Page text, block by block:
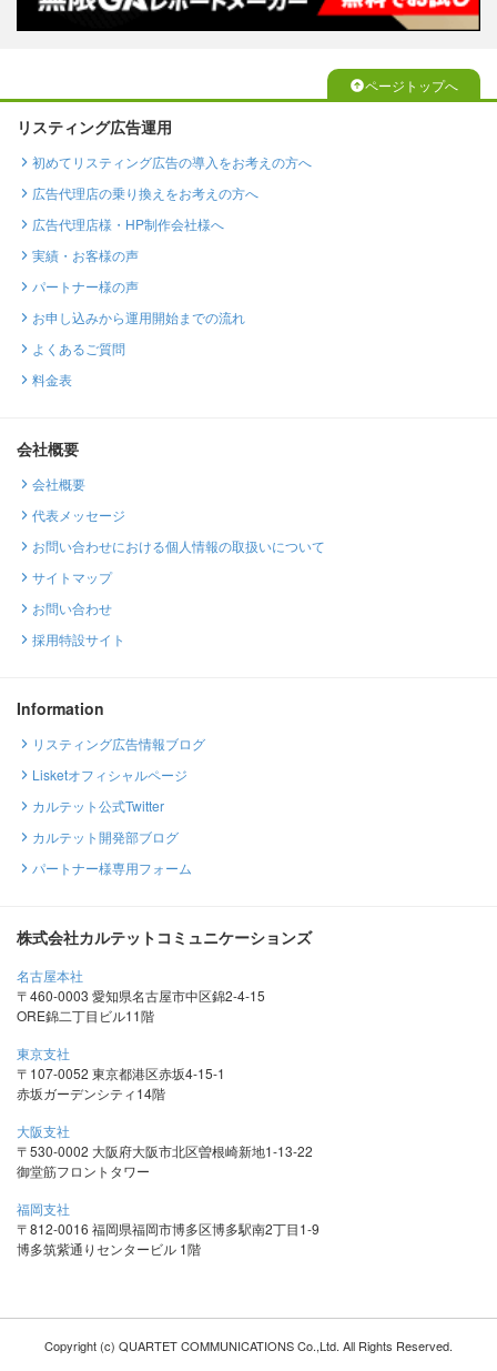
ページトップへ
リスティング広告運用
初めてリスティング広告の導入をお考えの方へ
広告代理店の乗り換えをお考えの方へ
広告代理店様・HP制作会社様へ
実績・お客様の声
パートナー様の声
お申し込みから運用開始までの流れ
よくあるご質問
料金表
会社概要
会社概要
代表メッセージ
お問い合わせにおける個人情報の取扱いについて
サイトマップ
お問い合わせ
採用特設サイト
Information
リスティング広告情報ブログ
Lisketオフィシャルページ
カルテット公式Twitter
カルテット開発部ブログ
パートナー様専用フォーム
株式会社カルテットコミュニケーションズ
名古屋本社
〒460-0003 愛知県名古屋市中区錦2-4-15
ORE錦二丁目ビル11階
東京支社
〒107-0052 東京都港区赤坂4-15-1
赤坂ガーデンシティ14階
大阪支社
〒530-0002 大阪府大阪市北区曽根崎新地1-13-22
御堂筋フロントタワー
福岡支社
〒812-0016 福岡県福岡市博多区博多駅南2丁目1-9
博多筑紫通りセンタービル 1階
Copyright (c) QUARTET COMMUNICATIONS Co.,Ltd. All Rights Reserved.